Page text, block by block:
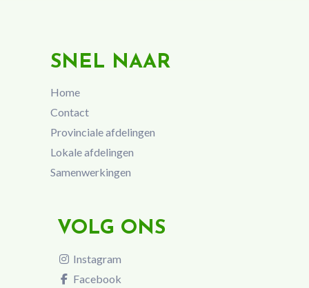
SNEL NAAR
Home
Contact
Provinciale afdelingen
Lokale afdelingen
Samenwerkingen
VOLG ONS
Instagram
Facebook